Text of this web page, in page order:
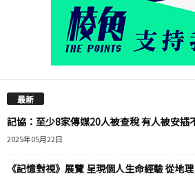
最新
記協：至少8家傳媒20人被查稅 有人被安插
2025年05月22日
《記憶對視》展覽 呈現個人生命經驗 從地